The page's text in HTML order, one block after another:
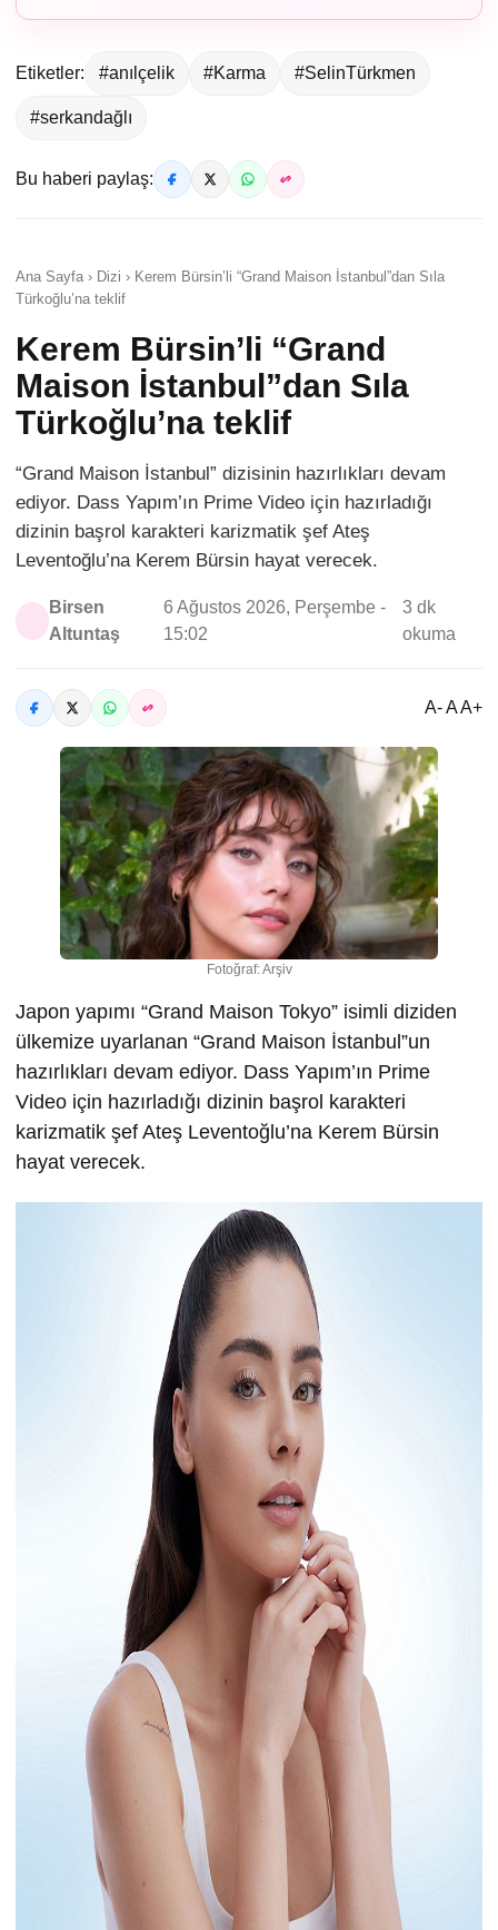
Etiketler: #anılçelik #Karma #SelinTürkmen
#serkandağlı
Bu haberi paylaş:
Ana Sayfa › Dizi › Kerem Bürsin’li “Grand Maison İstanbul”dan Sıla
Türkoğlu’na teklif
Kerem Bürsin’li “Grand
Maison İstanbul”dan Sıla
Türkoğlu’na teklif
“Grand Maison İstanbul” dizisinin hazırlıkları devam
ediyor. Dass Yapım’ın Prime Video için hazırladığı
dizinin başrol karakteri karizmatik şef Ateş
Leventoğlu’na Kerem Bürsin hayat verecek.
Birsen
Altuntaş
6 Ağustos 2026, Perşembe -
15:02
3 dk
okuma
A- A A+
Fotoğraf: Arşiv
Japon yapımı “Grand Maison Tokyo” isimli diziden
ülkemize uyarlanan “Grand Maison İstanbul”un
hazırlıkları devam ediyor. Dass Yapım’ın Prime
Video için hazırladığı dizinin başrol karakteri
karizmatik şef Ateş Leventoğlu’na Kerem Bürsin
hayat verecek.